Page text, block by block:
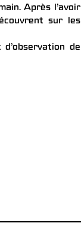
Après l’avoir
sur les
de